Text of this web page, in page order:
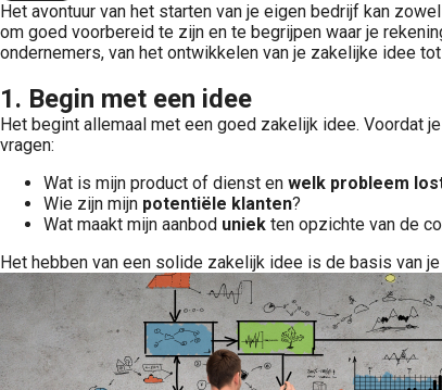
Het avontuur van het starten van je eigen bedrijf kan
om goed voorbereid te zijn en te begrijpen waar je
ondernemers, van het ontwikkelen van je zakelijke idee
1. Begin met een idee
Het begint allemaal met een goed zakelijk idee. Voordat
vragen:
Wat is mijn product of dienst en welk probleem
Wie zijn mijn potentiële klanten?
Wat maakt mijn aanbod uniek ten opzichte van de
Het hebben van een solide zakelijk idee is de basis van